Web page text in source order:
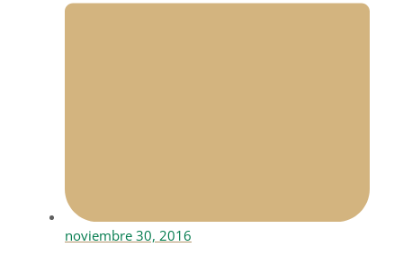
noviembre 30, 2016